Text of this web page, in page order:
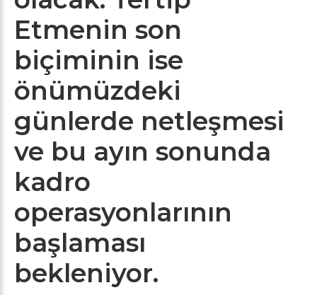
Etmenin son
biçiminin ise
önümüzdeki
günlerde netleşmesi
ve bu ayın sonunda
kadro
operasyonlarının
başlaması
bekleniyor.